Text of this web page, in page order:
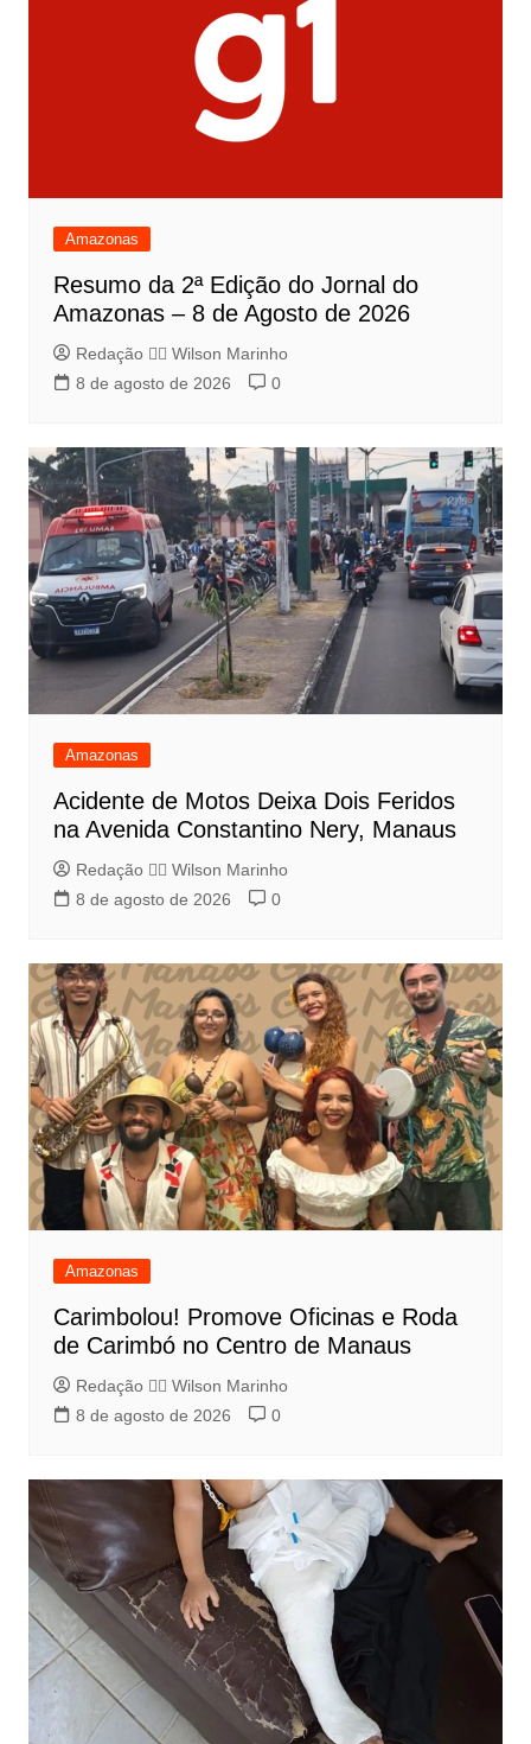
Amazonas
Resumo da 2ª Edição do Jornal do
Amazonas – 8 de Agosto de 2026
Redação 👨‍⚖️​ Wilson Marinho
8 de agosto de 2026
0
Amazonas
Acidente de Motos Deixa Dois Feridos
na Avenida Constantino Nery, Manaus
Redação 👨‍⚖️​ Wilson Marinho
8 de agosto de 2026
0
Amazonas
Carimbolou! Promove Oficinas e Roda
de Carimbó no Centro de Manaus
Redação 👨‍⚖️​ Wilson Marinho
8 de agosto de 2026
0